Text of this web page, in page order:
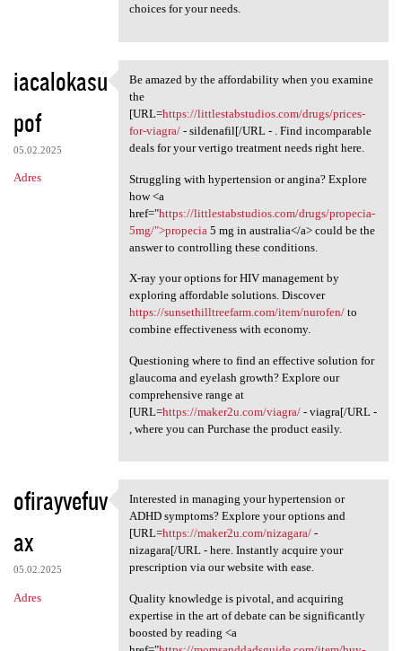
choices for your needs.
iacalokasu
pof
05.02.2025
Adres
Be amazed by the
Be amazed by the affordability when you examine
the
[URL=https://littlestabstudios.com/drugs/prices-
for-viagra/- sildenafil[/URL - . Find incomparable
deals for your vertigo treatment needs right here.
Struggling with hypertension or angina? Explore
how <a
href="https://littlestabstudios.com/drugs/propecia-
5mg/">propecia 5 mg in australia</a> could be the
answer to controlling these conditions.
X-ray your options for HIV management by
exploring affordable solutions. Discover
https://sunsethilltreefarm.com/item/nurofen/to
combine effectiveness with economy.
Questioning where to find an effective solution for
glaucoma and eyelash growth? Explore our
comprehensive range at
[URL=https://maker2u.com/viagra/- viagra[/URL -
, where you can Purchase the product easily.
ofirayvefuv
ax
05.02.2025
Adres
Interested in managing your
Interested in managing your hypertension or
ADHD symptoms? Explore your options and
[URL=https://maker2u.com/nizagara/-
nizagara[/URL - here. Instantly acquire your
prescription via our website with ease.
Quality knowledge is pivotal, and acquiring
expertise in the art of debate can be significantly
boosted by reading <a